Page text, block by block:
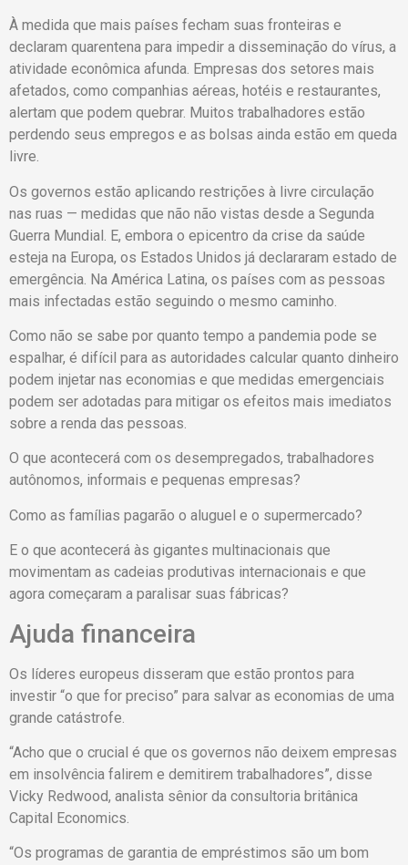
À medida que mais países fecham suas fronteiras e
declaram quarentena para impedir a disseminação do vírus, a
atividade econômica afunda. Empresas dos setores mais
afetados, como companhias aéreas, hotéis e restaurantes,
alertam que podem quebrar. Muitos trabalhadores estão
perdendo seus empregos e as bolsas ainda estão em queda
livre.
Os governos estão aplicando restrições à livre circulação
nas ruas — medidas que não não vistas desde a Segunda
Guerra Mundial. E, embora o epicentro da crise da saúde
esteja na Europa, os Estados Unidos já declararam estado de
emergência. Na América Latina, os países com as pessoas
mais infectadas estão seguindo o mesmo caminho.
Como não se sabe por quanto tempo a pandemia pode se
espalhar, é difícil para as autoridades calcular quanto dinheiro
podem injetar nas economias e que medidas emergenciais
podem ser adotadas para mitigar os efeitos mais imediatos
sobre a renda das pessoas.
O que acontecerá com os desempregados, trabalhadores
autônomos, informais e pequenas empresas?
Como as famílias pagarão o aluguel e o supermercado?
E o que acontecerá às gigantes multinacionais que
movimentam as cadeias produtivas internacionais e que
agora começaram a paralisar suas fábricas?
Ajuda financeira
Os líderes europeus disseram que estão prontos para
investir “o que for preciso” para salvar as economias de uma
grande catástrofe.
“Acho que o crucial é que os governos não deixem empresas
em insolvência falirem e demitirem trabalhadores”, disse
Vicky Redwood, analista sênior da consultoria britânica
Capital Economics.
“Os programas de garantia de empréstimos são um bom